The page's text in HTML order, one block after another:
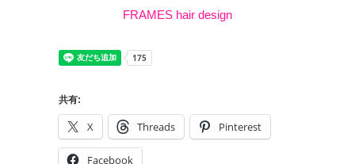
FRAMES hair design
共有:
X Threads Pinterest
Facebook